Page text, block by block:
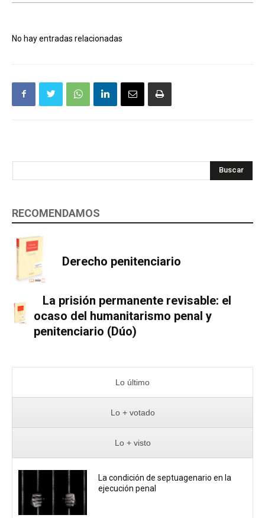
No hay entradas relacionadas
Buscar
RECOMENDAMOS
Derecho penitenciario
La prisión permanente revisable: el
ocaso del humanitarismo penal y
penitenciario (Dúo)
Lo último
Lo + votado
Lo + visto
La condición de septuagenario en la
ejecución penal